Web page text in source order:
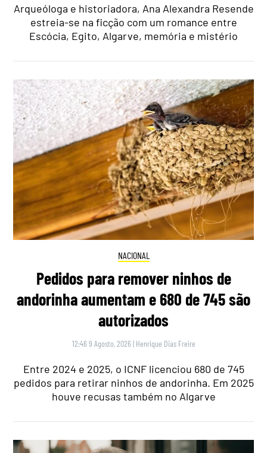
Arqueóloga e historiadora, Ana Alexandra Resende
estreia-se na ficção com um romance entre
Escócia, Egito, Algarve, memória e mistério
NACIONAL
Pedidos para remover ninhos de
andorinha aumentam e 680 de 745 são
autorizados
12:46 9 Agosto, 2026 | Henrique Dias Freire
Entre 2024 e 2025, o ICNF licenciou 680 de 745
pedidos para retirar ninhos de andorinha. Em 2025
houve recusas também no Algarve